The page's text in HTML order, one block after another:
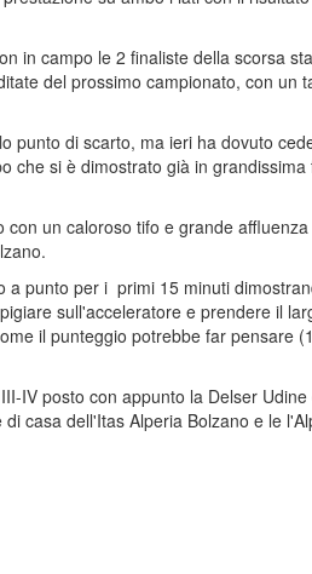
in campo le 2 finaliste della scorsa
del prossimo campionato, con un
punto di scarto, ma ieri ha dovuto
che si è dimostrato già in
un caloroso tifo e grande
a punto per i primi 15 minuti
sull'acceleratore e prendere il
il punteggio potrebbe far pensare
IV posto con appunto la Delser
casa dell'Itas Alperia Bolzano e le